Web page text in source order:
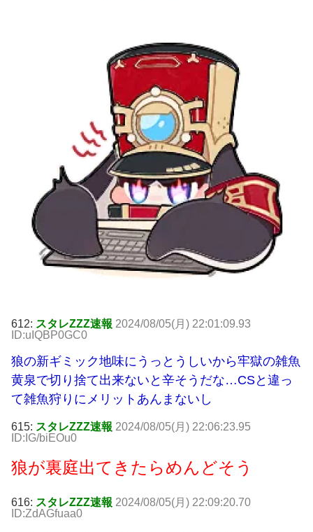
612: スタレZZZ速報 2024/08/05(月) 22:01:09.93
ID:uIQBP0GC0
狼の新ギミック地味にうっとうしいから牢獄の雑魚
黄泉で切り捨て出来ないと辛そうだな…CSと違っ
て雑魚狩りにメリットあんまないし
615: スタレZZZ速報 2024/08/05(月) 22:06:23.95
ID:IG/biEOu0
狼が裏庭出てきたらめんどそう
616: スタレZZZ速報 2024/08/05(月) 22:09:20.70
ID:ZdAGfuaa0